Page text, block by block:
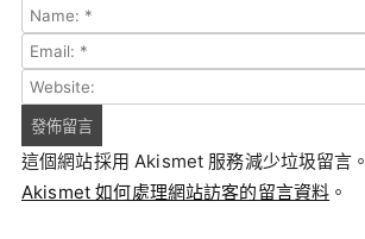
這個網站採用 Akismet 服務減少垃圾留言。
Akismet 如何處理網站訪客的留言資料 。